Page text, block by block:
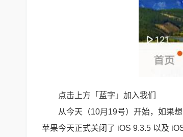
点击上方「蓝字」加入我们
从今天（10月19号）开始，如果
苹果今天正式关闭了 iOS 9.3.5 以及